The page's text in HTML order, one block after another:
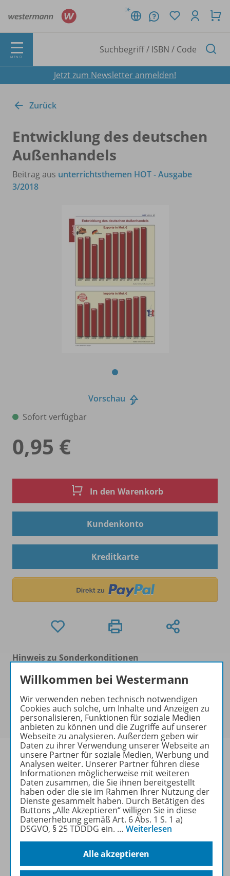
DE
MENÜ
Jetzt zum Newsletter anmelden!
Zurück
Entwicklung des deutschen
Außenhandels
Beitrag aus unterrichtsthemen HOT - Ausgabe
3/2018
Vorschau
Sofort verfügbar
0,95 €
In den Warenkorb
Kundenkonto
Kreditkarte
Hinweis zu Sonderkonditionen
keine Sonderkonditionen gewährt werden.
Sie haben ein passendes
Spar-Paket ?
Um den für Sie gültigen Preis zu sehen,melden Sie
sich bitte an.
Informationen
Weitere Inhalte der Ausgabe
Spar-Pakete
Willkommen bei Westermann
Wir verwenden neben technisch notwendigen
Cookies auch solche, um Inhalte und Anzeigen zu
personalisieren, Funktionen für soziale Medien
anbieten zu können und die Zugriffe auf unserer
Webseite zu analysieren. Außerdem geben wir
Daten zu ihrer Verwendung unserer Webseite an
unsere Partner für soziale Medien, Werbung und
Analysen weiter. Unserer Partner führen diese
Informationen möglicherweise mit weiteren
Daten zusammen, die Sie ihnen bereitgestellt
haben oder die sie im Rahmen Ihrer Nutzung der
Dienste gesammelt haben. Durch Betätigen des
Buttons „Alle Akzeptieren“ willigen Sie in diese
Datenerhebung gemäß Art. 6 Abs. 1 S. 1 a)
DSGVO, § 25 TDDDG ein. … Weiterlesen
Alle akzeptieren